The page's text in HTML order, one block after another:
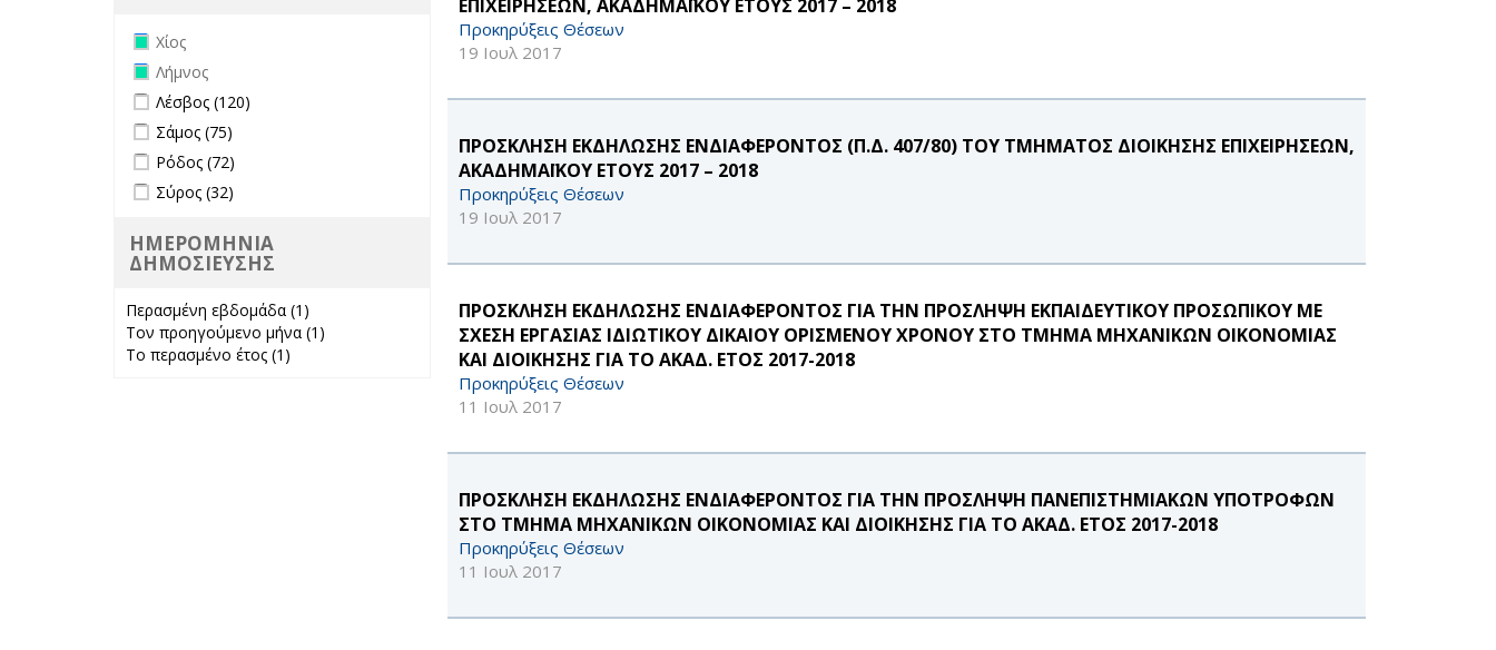
ΕΠΙΧΕΙΡΗΣΕΩΝ, ΑΚΑΔΗΜΑΪΚΟΥ ΕΤΟΥΣ 2017 – 2018
Προκηρύξεις Θέσεων
19 Ιουλ 2017
ΠΡΟΣΚΛΗΣΗ ΕΚΔΗΛΩΣΗΣ ΕΝΔΙΑΦΕΡΟΝΤΟΣ (Π.Δ. 407/80) ΤΟΥ ΤΜΗΜΑΤΟΣ ΔΙΟΙΚΗΣΗΣ ΕΠΙΧΕΙΡΗΣΕΩΝ,
ΑΚΑΔΗΜΑΪΚΟΥ ΕΤΟΥΣ 2017 – 2018
Προκηρύξεις Θέσεων
19 Ιουλ 2017
ΠΡΟΣΚΛΗΣΗ ΕΚΔΗΛΩΣΗΣ ΕΝΔΙΑΦΕΡΟΝΤΟΣ ΓΙΑ ΤΗΝ ΠΡΟΣΛΗΨΗ ΕΚΠΑΙΔΕΥΤΙΚΟΥ ΠΡΟΣΩΠΙΚΟΥ ΜΕ
ΣΧΕΣΗ ΕΡΓΑΣΙΑΣ ΙΔΙΩΤΙΚΟΥ ΔΙΚΑΙΟΥ ΟΡΙΣΜΕΝΟΥ ΧΡΟΝΟΥ ΣΤΟ ΤΜΗΜΑ ΜΗΧΑΝΙΚΩΝ ΟΙΚΟΝΟΜΙΑΣ
ΚΑΙ ΔΙΟΙΚΗΣΗΣ ΓΙΑ ΤΟ ΑΚΑΔ. ΕΤΟΣ 2017-2018
Προκηρύξεις Θέσεων
11 Ιουλ 2017
ΠΡΟΣΚΛΗΣΗ ΕΚΔΗΛΩΣΗΣ ΕΝΔΙΑΦΕΡΟΝΤΟΣ ΓΙΑ ΤΗΝ ΠΡΟΣΛΗΨΗ ΠΑΝΕΠΙΣΤΗΜΙΑΚΩΝ ΥΠΟΤΡΟΦΩΝ
ΣΤΟ ΤΜΗΜΑ ΜΗΧΑΝΙΚΩΝ ΟΙΚΟΝΟΜΙΑΣ ΚΑΙ ΔΙΟΙΚΗΣΗΣ ΓΙΑ ΤΟ ΑΚΑΔ. ΕΤΟΣ 2017-2018
Προκηρύξεις Θέσεων
11 Ιουλ 2017
Remove Χίος filter
Χίος
Remove Λήμνος filter
Λήμνος
Apply Λέσβος filter
Λέσβος (120)
Apply Σάμος filter
Σάμος (75)
Apply Ρόδος filter
Ρόδος (72)
Apply Σύρος filter
Σύρος (32)
ΗΜΕΡΟΜΗΝΙΑ
ΔΗΜΟΣΙΕΥΣΗΣ
Περασμένη εβδομάδα (1)
Περασμένη
Τον προηγούμενο μήνα (1)
Το περασμένο έτος (1)